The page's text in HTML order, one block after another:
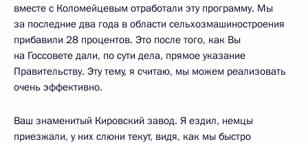
вместе с Коломейцевым отработали эту программу. Мы
за последние два года в области сельхозмашиностроения
прибавили 28 процентов. Это после того, как Вы
на Госсовете дали, по сути дела, прямое указание
Правительству. Эту тему, я считаю, мы можем реализовать
очень эффективно.
Ваш знаменитый Кировский завод. Я ездил, немцы
приезжали, у них слюни текут, видя, как мы быстро